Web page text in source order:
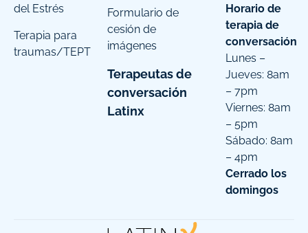
del Estrés
Terapia para
traumas/TEPT
Formulario de
cesión de
imágenes
Terapeutas de
conversación
Latinx
Horario de
terapia de
conversación
Lunes –
Jueves: 8am
– 7pm
Viernes: 8am
– 5pm
Sábado: 8am
– 4pm
Cerrado los
domingos